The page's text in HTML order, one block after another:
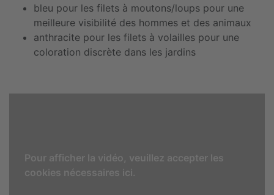
bleu pour les filets à moutons/loups pour une
meilleure visibilité des hommes et des animaux
anthracite pour les filets à volailles pour une
coloration discrète dans les jardins
Pour afficher la vidéo, veuillez accepter les
cookies nécessaires ici.